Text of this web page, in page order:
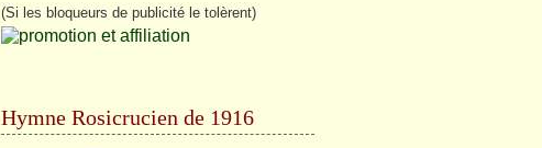
(Si les bloqueurs de publicité le tolèrent)
Hymne Rosicrucien de 1916